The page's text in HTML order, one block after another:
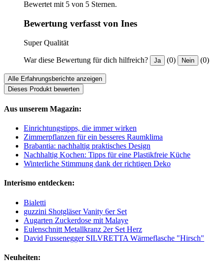
Bewertet mit 5 von 5 Sternen.
Bewertung verfasst von Ines
Super Qualität
War diese Bewertung für dich hilfreich? Ja (0) Nein (0)
Alle Erfahrungsberichte anzeigen
Dieses Produkt bewerten
Aus unserem Magazin:
Einrichtungstipps, die immer wirken
Zimmerpflanzen für ein besseres Raumklima
Brabantia: nachhaltig praktisches Design
Nachhaltig Kochen: Tipps für eine Plastikfreie Küche
Winterliche Stimmung dank der richtigen Deko
Interismo entdecken:
Bialetti
guzzini Shotgläser Vanity 6er Set
Augarten Zuckerdose mit Malaye
Eulenschnitt Metallkranz 2er Set Herz
David Fussenegger SILVRETTA Wärmeflasche "Hirsch"
Neuheiten: